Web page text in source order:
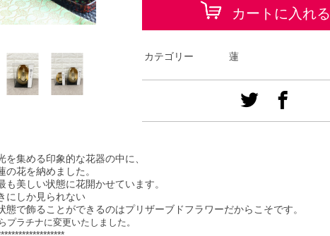
カートに入れる
カテゴリー 蓮
集める印象的な花器の中に、
花を納めました。
美しい状態に花開かせています。
にしか見られない
態で飾ることができるのはプリザーブドフラワーだからこそです。
ラチナに変更いたしました。